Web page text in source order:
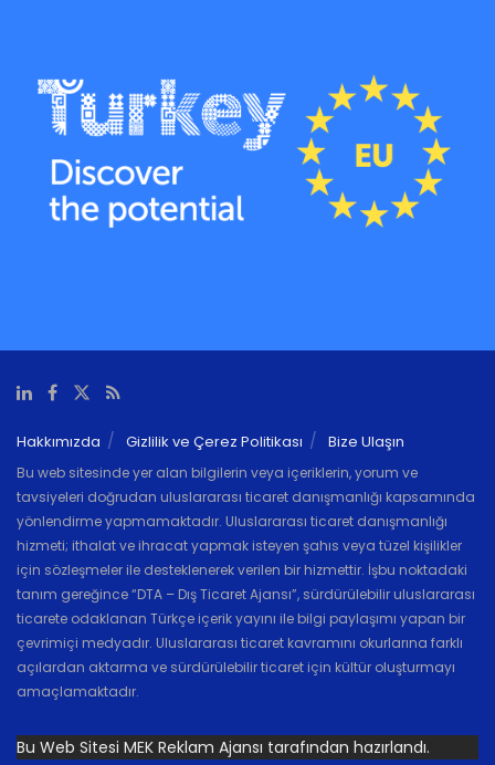
Hakkımızda Gizlilik ve Çerez Politikası Bize Ulaşın
Bu web sitesinde yer alan bilgilerin veya içeriklerin, yorum ve
tavsiyeleri doğrudan uluslararası ticaret danışmanlığı kapsamında
yönlendirme yapmamaktadır. Uluslararası ticaret danışmanlığı
hizmeti; ithalat ve ihracat yapmak isteyen şahıs veya tüzel kişilikler
için sözleşmeler ile desteklenerek verilen bir hizmettir. İşbu noktadaki
tanım gereğince “DTA – Dış Ticaret Ajansı”, sürdürülebilir uluslararası
ticarete odaklanan Türkçe içerik yayını ile bilgi paylaşımı yapan bir
çevrimiçi medyadır. Uluslararası ticaret kavramını okurlarına farklı
açılardan aktarma ve sürdürülebilir ticaret için kültür oluşturmayı
amaçlamaktadır.
Bu Web Sitesi MEK Reklam Ajansı tarafından hazırlandı.